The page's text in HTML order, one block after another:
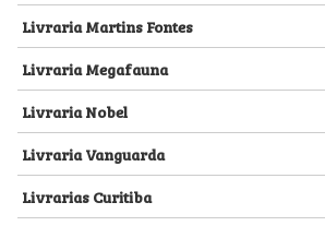
Livraria Martins Fontes
Livraria Megafauna
Livraria Nobel
Livraria Vanguarda
Livrarias Curitiba